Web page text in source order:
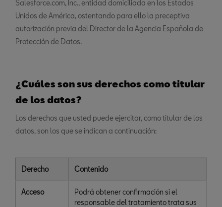
Salesforce.com, Inc., entidad domiciliada en los Estados
Unidos de América, ostentando para ello la preceptiva
autorización previa del Director de la Agencia Española de
Protección de Datos.
¿Cuáles son sus derechos como titular
de los datos?
Los derechos que usted puede ejercitar, como titular de los
datos, son los que se indican a continuación:
Derecho Contenido
Acceso
Podrá obtener confirmación si el
responsable del tratamiento trata sus